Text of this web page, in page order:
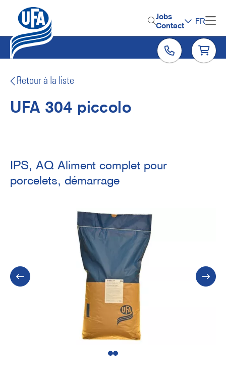
contenu
principal
H
e
a
d
u
Jobs
Contact
FR
Retour à la liste
UFA 304 piccolo
IPS, AQ Aliment complet pour
porcelets, démarrage
12